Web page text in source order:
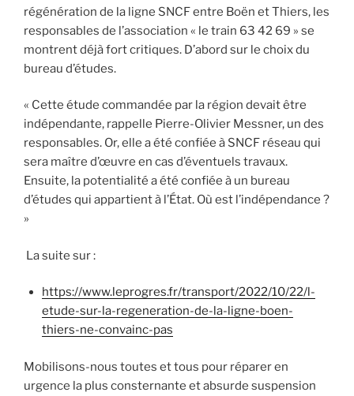
régénération de la ligne SNCF entre Boën et Thiers, les
responsables de l’association « le train 63 42 69 » se
montrent déjà fort critiques. D’abord sur le choix du
bureau d’études.
« Cette étude commandée par la région devait être
indépendante, rappelle Pierre-Olivier Messner, un des
responsables. Or, elle a été confiée à SNCF réseau qui
sera maître d’œuvre en cas d’éventuels travaux.
Ensuite, la potentialité a été confiée à un bureau
d’études qui appartient à l’État. Où est l’indépendance ?
»
La suite sur :
https://www.leprogres.fr/transport/2022/10/22/l-
etude-sur-la-regeneration-de-la-ligne-boen-
thiers-ne-convainc-pas
Mobilisons-nous toutes et tous pour réparer en
urgence la plus consternante et absurde suspension